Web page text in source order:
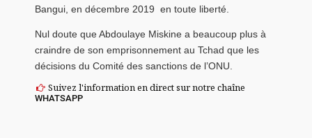
Bangui, en décembre 2019 en toute liberté.
Nul doute que Abdoulaye Miskine a beaucoup plus à
craindre de son emprisonnement au Tchad que les
décisions du Comité des sanctions de l’ONU.
Suivez l'information en direct sur notre chaîne
WHATSAPP